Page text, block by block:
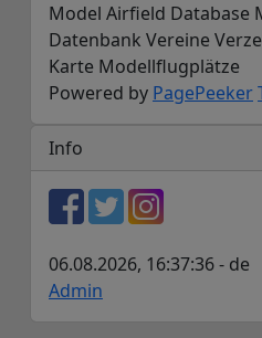
Model Airfield Database
Datenbank Vereine
Karte Modellflugplätze
Powered by PagePeeker
Info
06.08.2026, 16:37:36 - de
Admin